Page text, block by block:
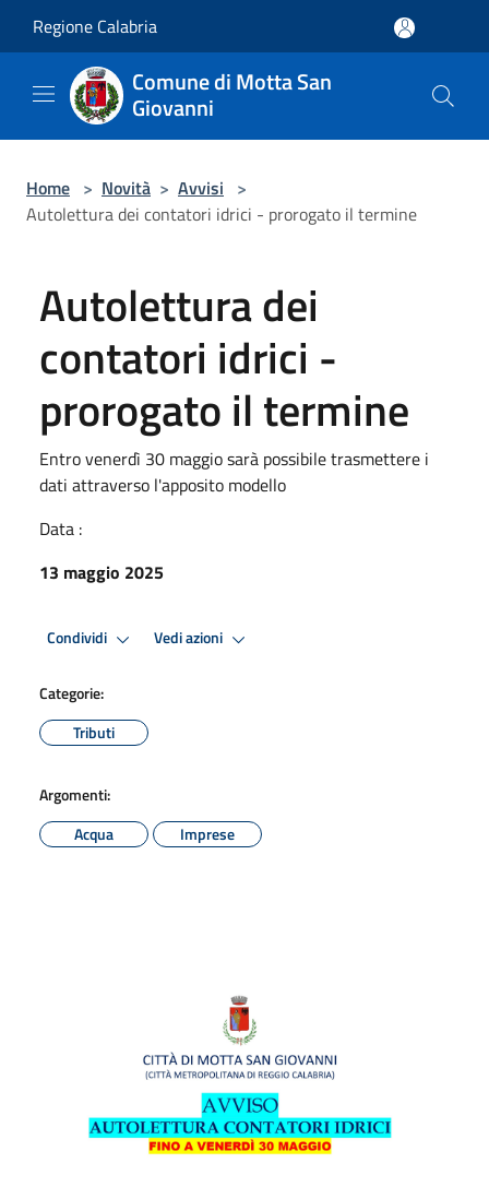
Regione Calabria
Comune di Motta San
Giovanni
Home > Novità > Avvisi >
Autolettura dei contatori idrici - prorogato il termine
Autolettura dei
contatori idrici -
prorogato il termine
Entro venerdì 30 maggio sarà possibile trasmettere i
dati attraverso l'apposito modello
Data :
13 maggio 2025
Condividi Vedi azioni
Categorie:
Tributi
Argomenti:
Acqua
Imprese